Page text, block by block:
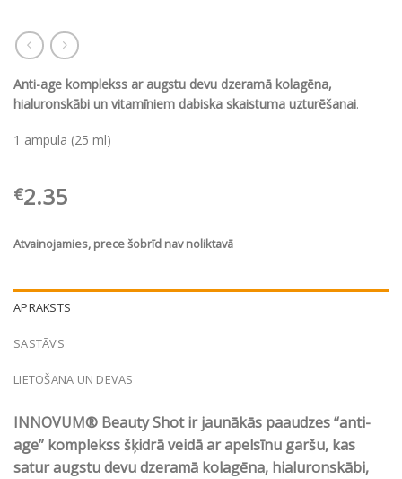
Anti-age komplekss ar augstu devu dzeramā kolagēna,
hialuronskābi un vitamīniem dabiska skaistuma uzturēšanai.
1 ampula (25 ml)
€2.35
Atvainojamies, prece šobrīd nav noliktavā
APRAKSTS
SASTĀVS
LIETOŠANA UN DEVAS
INNOVUM® Beauty Shot ir jaunākās paaudzes “anti-
age” komplekss šķidrā veidā ar apelsīnu garšu, kas
satur augstu devu dzeramā kolagēna, hialuronskābi,